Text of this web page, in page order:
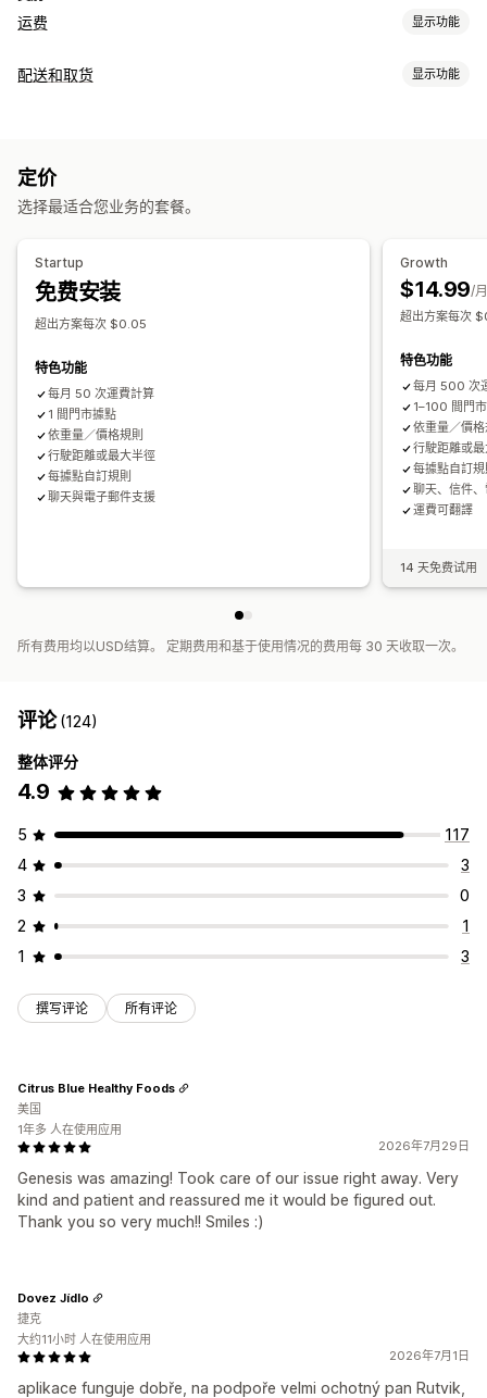
运费 显示功能
费率计算
多语言
配送和取货 显示功能
定价
选择最适合您业务的套餐。
Startup
免费安装
超出方案每次 $0.05
特色功能
每月 50 次運費計算
1 間門市據點
依重量／價格規則
行駛距離或最大半徑
每據點自訂規則
聊天與電子郵件支援
Growth
$14.99/
超出方案每次
特色功能
每月 500 次
1–100 間門
依重量／價
行駛距離或
每據點自訂
聊天、信件
運費可翻譯
14 天免费试用
所有费用均以USD结算。 定期费用和基于使用情况的费用每 30 天收取一次。
评论(124)
整体评分
4.9
5
117
4
3
3
0
2
1
1
3
撰写评论 所有评论
2026年7月29日
Genesis was amazing! Took care of our issue right away. Very
kind and patient and reassured me it would be figured out.
Thank you so very much!! Smiles :)
Citrus Blue Healthy Foods
美国
1年多 人在使用应用
2026年7月1日
aplikace funguje dobře, na podpoře velmi ochotný pan Rutvik,
Dovez Jídlo
捷克
大约11小时 人在使用应用